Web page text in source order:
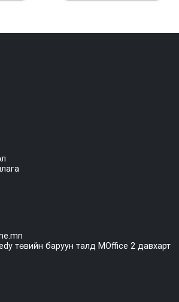
төвийн баруун талд MOffice 2 давхарт